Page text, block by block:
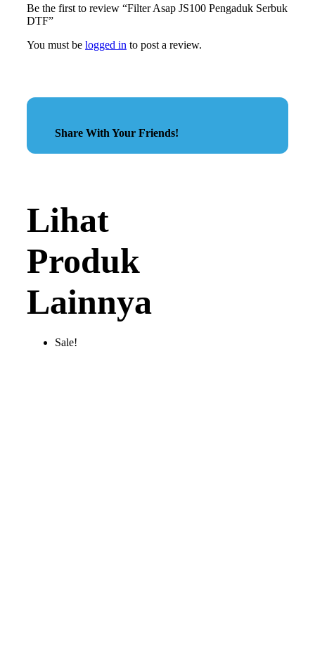
Be the first to review “Filter Asap JS100 Pengaduk Serbuk
DTF”
You must be logged in to post a review.
Share With Your Friends!
Lihat
Produk
Lainnya
Sale!